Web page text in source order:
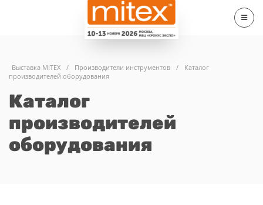
Выставка MITEX / Производители инструментов /
Каталог
производителей оборудования
Каталог
производителей
оборудования